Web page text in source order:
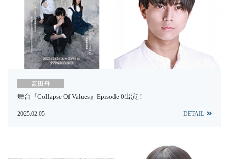
高田舟
舞台『Collapse Of Values』Episode 0出演！
2025.02.05 DETAIL